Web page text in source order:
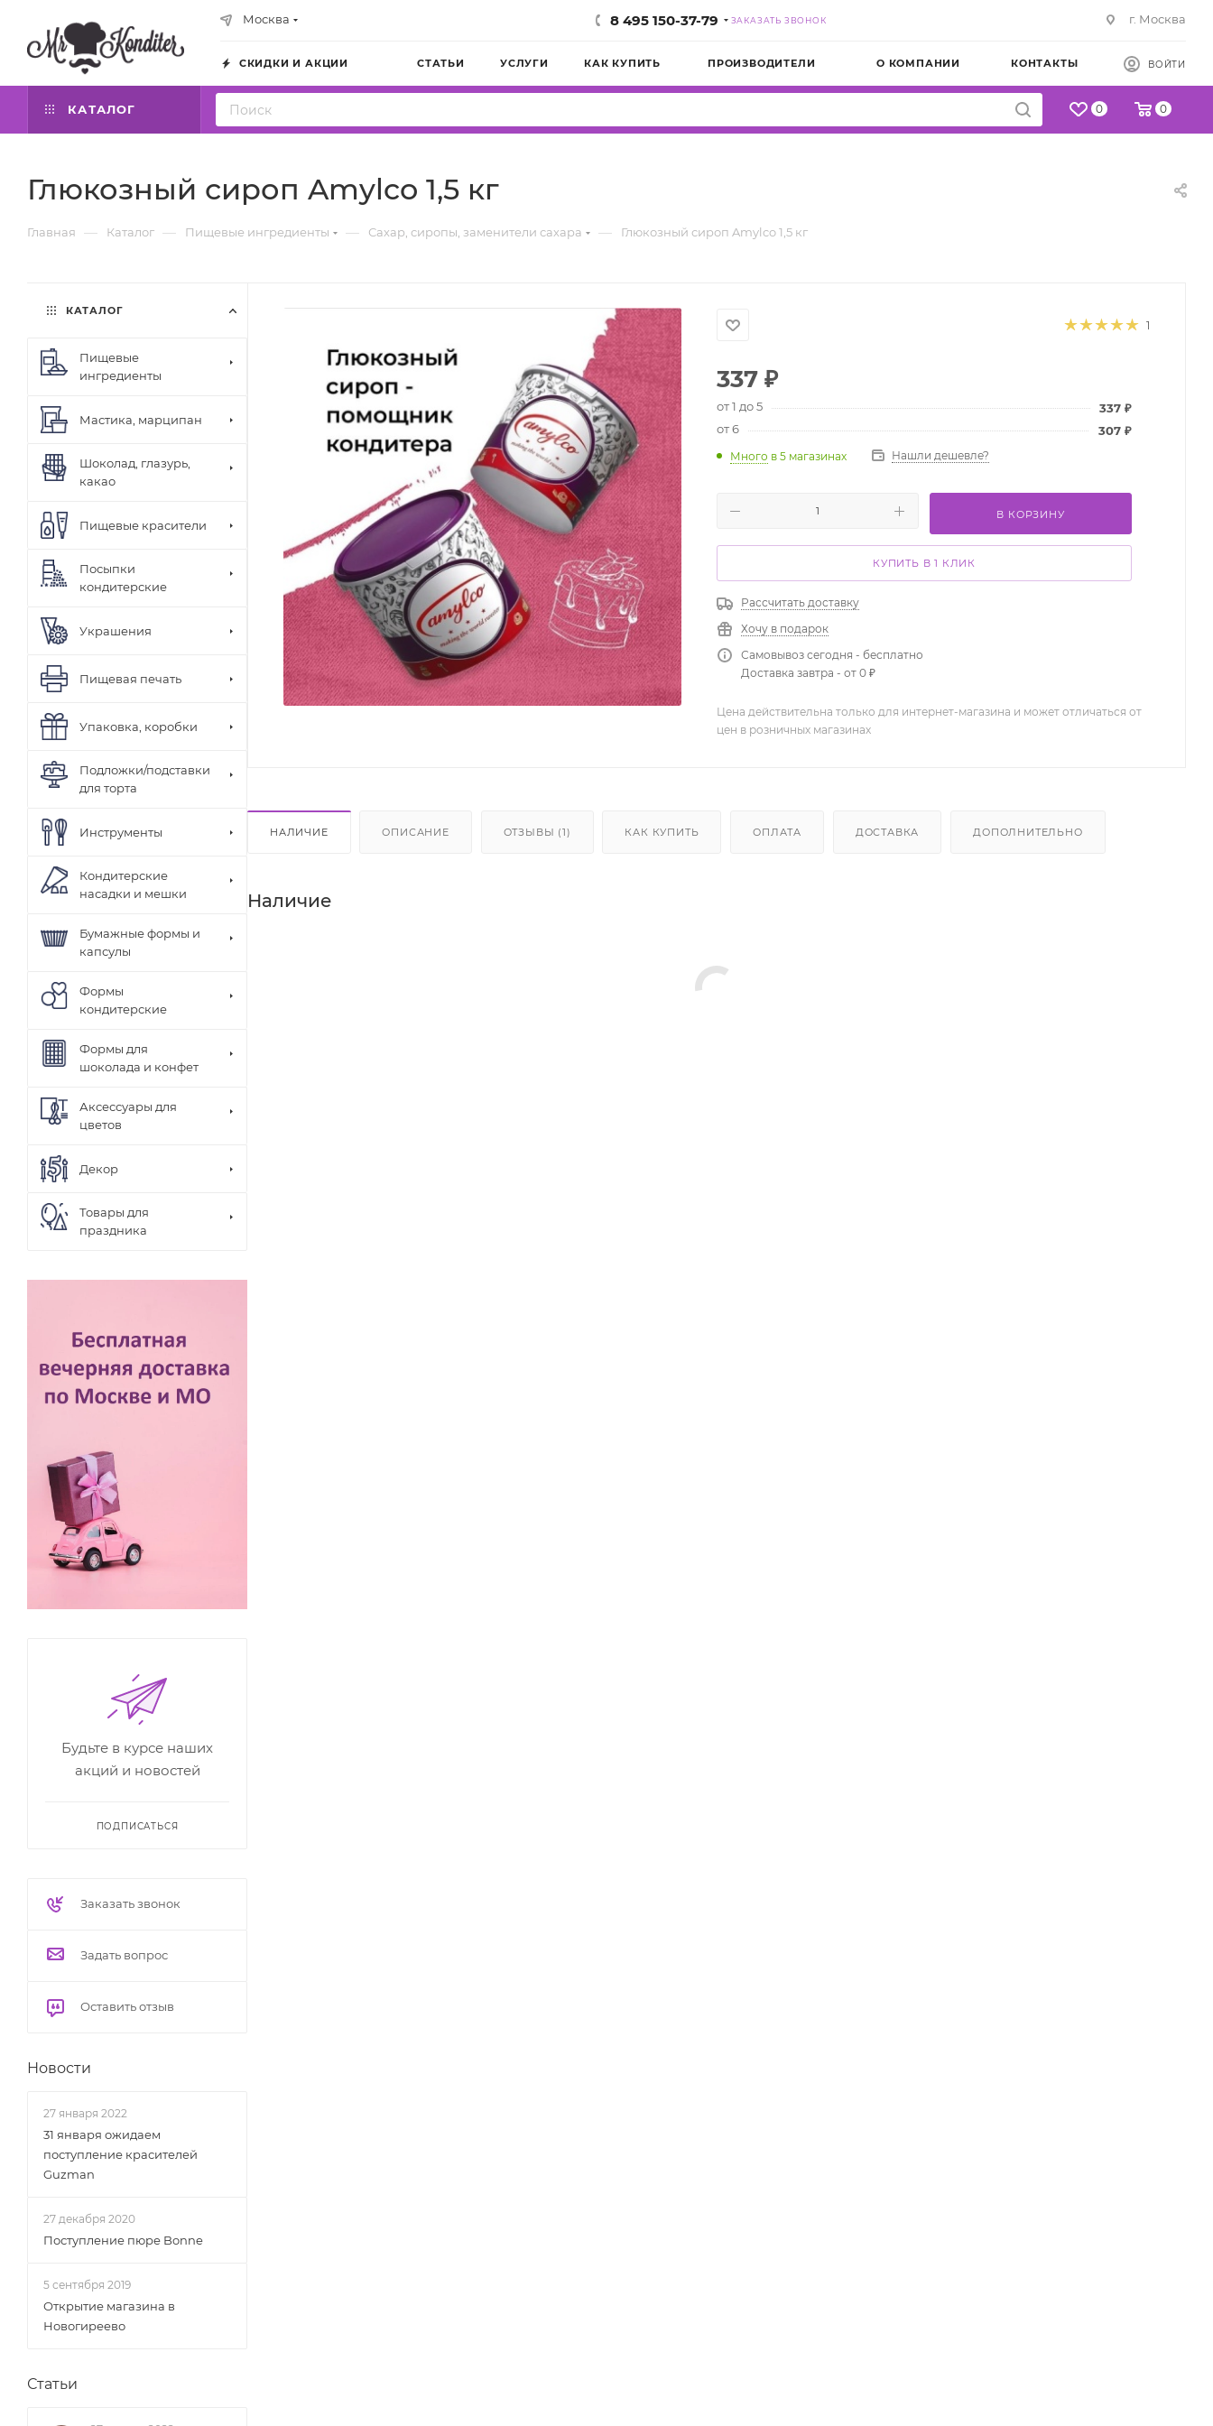
Москва 8 495 150-37-79 ЗАКАЗАТЬ ЗВОНОК г. Москва
СКИДКИ И АКЦИИ СТАТЬИ УСЛУГИ КАК КУПИТЬ ПРОИЗВОДИТЕЛИ О КОМПАНИИ КОНТАКТЫ ВОЙТИ
КАТАЛОГ 0 0
Глюкозный сироп Amylco 1,5 кг
Главная — Каталог — Пищевые ингредиенты — Сахар, сиропы, заменители сахара — Глюкозный сироп Amylco 1,5 кг
1
337 ₽
от 1 до 5 337 ₽
от 6
307 ₽
Много в 5 магазинах Нашли дешевле?
В КОРЗИНУ
КУПИТЬ В 1 КЛИК
Рассчитать доставку
Хочу в подарок
Самовывоз сегодня - бесплатно
Доставка завтра - от 0 ₽
Цена действительна только для интернет-магазина и может отличаться от
цен в розничных магазинах
НАЛИЧИЕ ОПИСАНИЕ ОТЗЫВЫ (1) КАК КУПИТЬ ОПЛАТА ДОСТАВКА ДОПОЛНИТЕЛЬНО
Наличие
КАТАЛОГ
Пищевые
ингредиенты
Мастика, марципан
Шоколад, глазурь,
какао
Пищевые красители
Посыпки
кондитерские
Украшения
Пищевая печать
Упаковка, коробки
Подложки/подставки
для торта
Инструменты
Кондитерские
насадки и мешки
Бумажные формы и
капсулы
Формы
кондитерские
Формы для
шоколада и конфет
Аксессуары для
цветов
Декор
Товары для
праздника
Будьте в курсе наших
акций и новостей
ПОДПИСАТЬСЯ
Заказать звонок
Задать вопрос
Оставить отзыв
Новости
27 января 2022
31 января ожидаем
поступление красителей
Guzman
27 декабря 2020
Поступление пюре Bonne
5 сентября 2019
Открытие магазина в
Новогиреево
Статьи